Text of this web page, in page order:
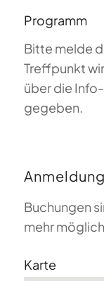
Programm
Bitte melde
Treffpunkt
über die
gegeben.
Anmeldung
Buchungen
mehr
Karte